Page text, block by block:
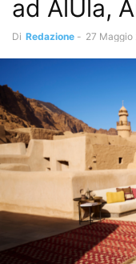
ad AlUla,
Di Redazione - 27 Maggio